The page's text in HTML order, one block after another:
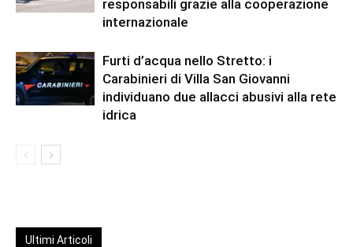
responsabili grazie alla cooperazione
internazionale
Furti d’acqua nello Stretto: i
Carabinieri di Villa San Giovanni
individuano due allacci abusivi alla rete
idrica
Ultimi Articoli